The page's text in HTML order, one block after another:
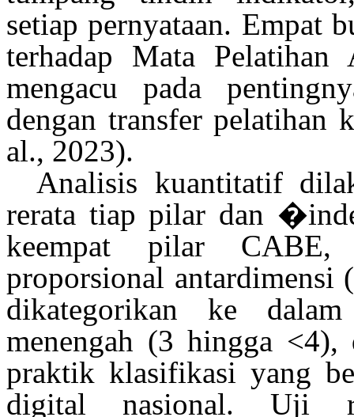
setiap pernyataan. Empat
terhadap Mata
mengacu pada
dengan transfer pelatihan
al., 2023).
Analisis kuantitatif
rerata tiap pilar dan �
keempat pilar CABE,
proporsional antardimensi
dikategorikan ke
menengah (3 hingga <4),
praktik klasifikasi yang
digitalnasional. Uji